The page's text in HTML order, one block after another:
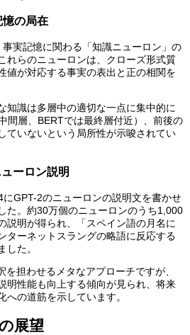
の局在
実記憶に関わる「知識ニューロン」の
れらのニューロンは、クローズ形式質
値が対応する事実の表出と正の相関を
知識は多層中の適切な一点に集中的に
間層、BERTでは最終層付近）、前後の
ていないという局所性が示唆されてい
ーロン説明
GPT-2のニューロンの説明文を書かせ
た。約30万個のニューロンのうち1,000
説明が得られ、「スペイン語の月名に
ターネットスラングの略語に反応する
した。
を担わせるメタなアプローチですが、
明性能も向上する傾向が見られ、将来
への道筋を示しています。
展望